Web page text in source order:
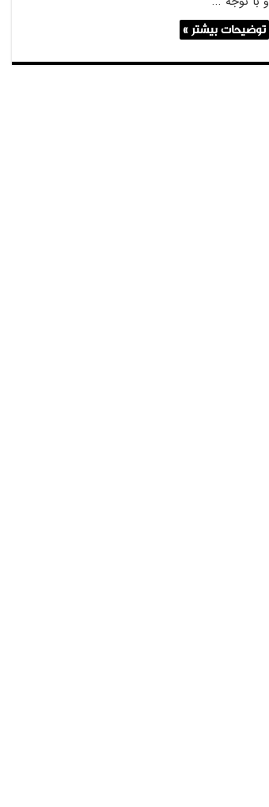
توضیحات بیشتر »